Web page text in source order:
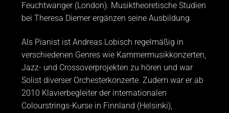
Feuchtwanger (London). Musiktheoretische Studien
bei Theresa Diemer ergänzen seine Ausbildung.
Als Pianist ist Andreas Lobisch regelmäßig in
verschiedenen Genres wie Kammermusikkonzerten,
Jazz- und Crossoverprojekten zu hören und war
Solist diverser Orchesterkonzerte. Zudem war er ab
2010 Klavierbegleiter der internationalen
Colourstrings-Kurse in Finnland (Helsinki),